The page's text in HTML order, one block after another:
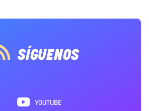
SÍGUENOS
YOUTUBE